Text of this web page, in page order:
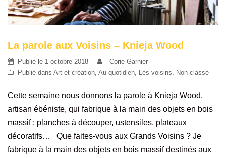
La parole aux Voisins – Knieja Wood
Publié le 1 octobre 2018
Corie Garnier
Publié dans Art et création Au quotidien Les voisins Non classé
Cette semaine nous donnons la parole à Knieja Wood,
artisan ébéniste, qui fabrique à la main des objets en bois
massif : planches à découper, ustensiles, plateaux
décoratifs… Que faites-vous aux Grands Voisins ? Je
fabrique à la main des objets en bois massif destinés aux